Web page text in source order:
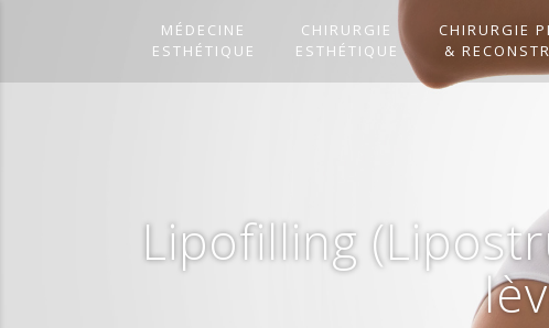
MÉDECINE
ESTHÉTIQUE
CHIRURGIE
ESTHÉTIQUE
CHIRURGIE
&
Lipofilling